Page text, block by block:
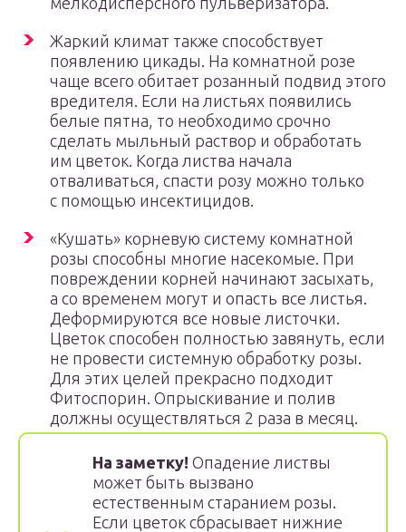
Жаркий климат также способствует
появлению цикады. На комнатной розе
чаще всего обитает розанный подвид этого
вредителя. Если на листьях появились
белые пятна, то необходимо срочно
сделать мыльный раствор и обработать
им цветок. Когда листва начала
отваливаться, спасти розу можно только
с помощью инсектицидов.
«Кушать» корневую систему комнатной
розы способны многие насекомые. При
повреждении корней начинают засыхать,
а со временем могут и опасть все листья.
Деформируются все новые листочки.
Цветок способен полностью завянуть, если
не провести системную обработку розы.
Для этих целей прекрасно подходит
Фитоспорин. Опрыскивание и полив
должны осуществляться 2 раза в месяц.
На заметку! Опадение листвы
может быть вызвано
естественным старанием розы.
Если цветок сбрасывает нижние